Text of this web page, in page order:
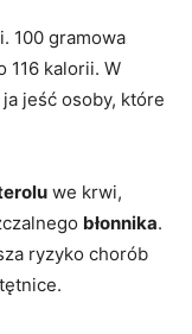
100 gramowa
116 kalorii. W
jeść osoby, które
we krwi,
błonnika.
ryzyko chorób